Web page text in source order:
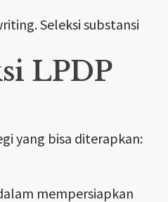
Seleksi substansi
LPDP
yang bisa diterapkan:
mempersiapkan